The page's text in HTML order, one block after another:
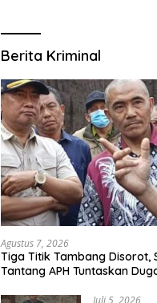
MULTIMEDIA
Berita Kriminal
Agustus 7, 2026
Tiga Titik Tambang Disorot,
Tantang APH Tuntaskan